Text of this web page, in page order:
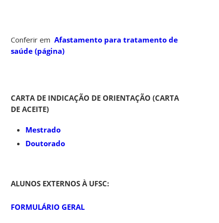
Conferir emAfastamento para tratamento de
saúde (página)
CARTA DE INDICAÇÃO DE ORIENTAÇÃO (CARTA
DE ACEITE)
Mestrado
Doutorado
ALUNOS EXTERNOS À UFSC:
FORMULÁRIO GERAL